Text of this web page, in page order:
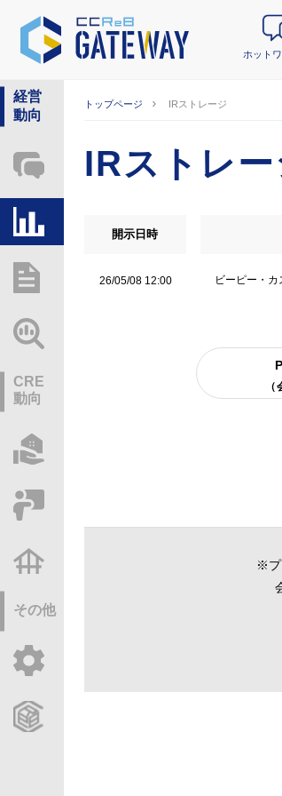
ホット
経営
動向
ホットワード分析
総研レポート・分析
CRE
動向
その他
トップページ IRストレージ
IRストレー
開示日時
26/05/08 12:00 ビーピー・
※プ